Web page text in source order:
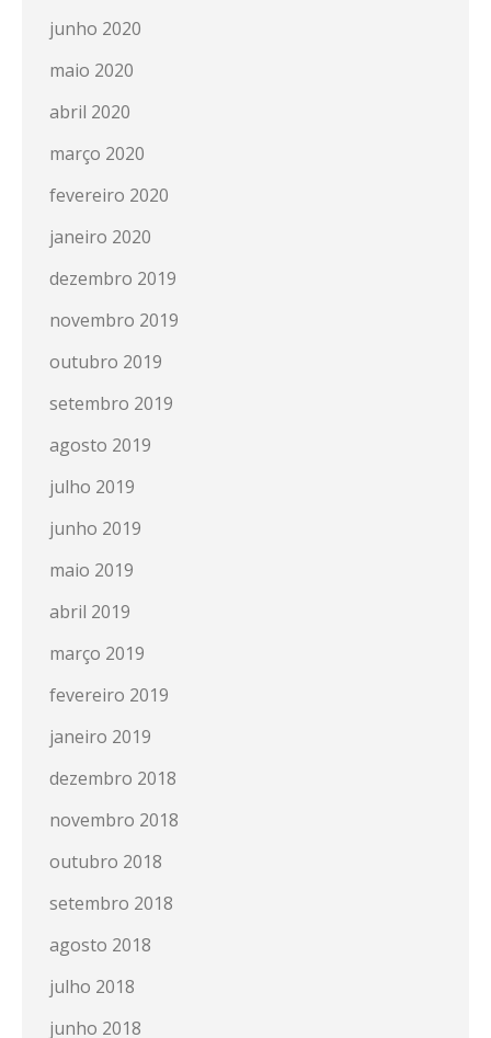
junho 2020
maio 2020
abril 2020
março 2020
fevereiro 2020
janeiro 2020
dezembro 2019
novembro 2019
outubro 2019
setembro 2019
agosto 2019
julho 2019
junho 2019
maio 2019
abril 2019
março 2019
fevereiro 2019
janeiro 2019
dezembro 2018
novembro 2018
outubro 2018
setembro 2018
agosto 2018
julho 2018
junho 2018